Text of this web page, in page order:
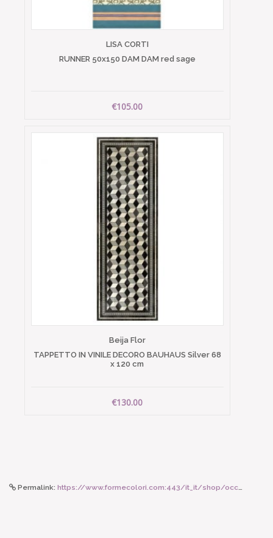
LISA CORTI
RUNNER 50x150 DAM DAM red sage
€105.00
Beija Flor
TAPPETTO IN VINILE DECORO BAUHAUS Silver 68
x 120 cm
€130.00
Permalink: https://www.formecolori.com:443/it_it/shop/occhiali_da_lettura/forma_c/izipizi_occhiale_sun_mod_c_black/6358